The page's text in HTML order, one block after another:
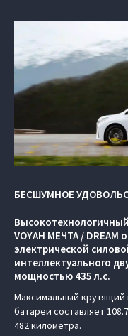
БЕСШУМНОЕ
VOYAH МЕЧТА /
электрической
интеллектуального
мощностью 435 л.с.
Максимальный крутящий
батареи составляет
482 километра.